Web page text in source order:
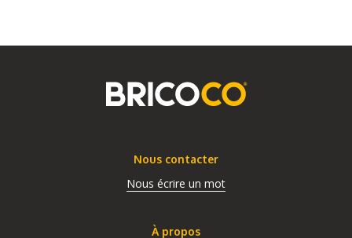
Nous contacter
Nous écrire un mot
À propos